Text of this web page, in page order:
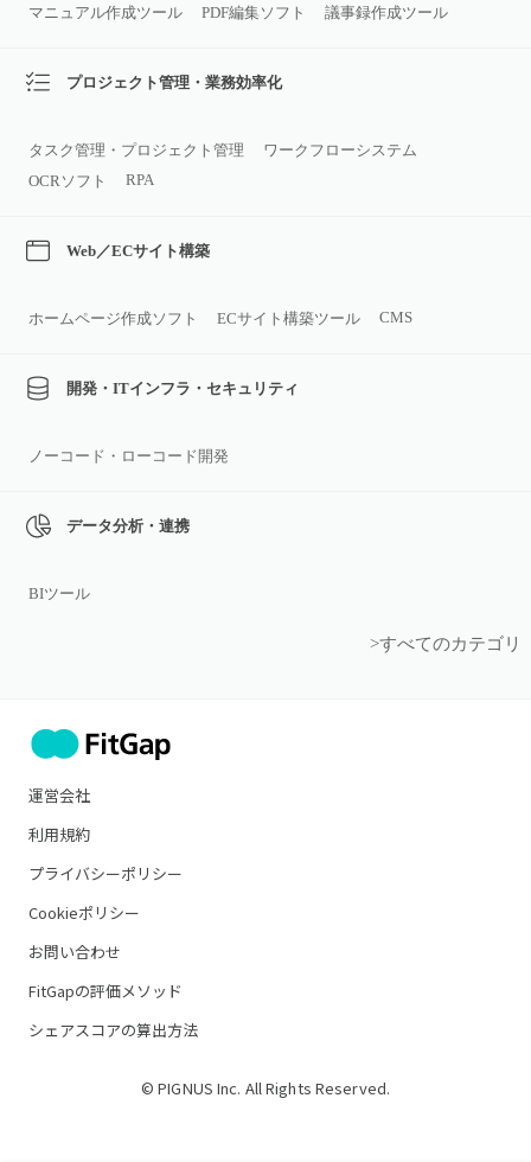
マニュアル作成ツール
PDF編集ソフト 議事録作成ツール
プロジェクト管理・業務効率化
タスク管理・プロジェクト管理
ワークフローシステム
OCRソフト
RPA
Web／ECサイト構築
ホームページ作成ソフト ECサイト構築ツール CMS
開発・ITインフラ・セキュリティ
ノーコード・ローコード開発
データ分析・連携
BIツール
>すべてのカテゴリ
運営会社
利用規約
プライバシーポリシー
Cookieポリシー
お問い合わせ
FitGapの評価メソッド
シェアスコアの算出方法
© PIGNUS Inc. All Rights Reserved.